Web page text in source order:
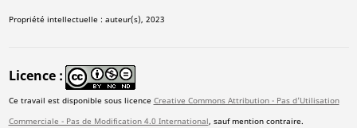
Propriété intellectuelle : auteur(s), 2023
Licence
Ce travail est disponible sous licence Creative Commons Attribution - Pas d'Utilisation
Commerciale - Pas de Modification 4.0 International, sauf mention contraire.